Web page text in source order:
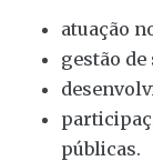
atuação
gestão de
públicas.